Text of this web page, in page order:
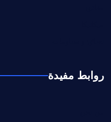
روابط مفيدة